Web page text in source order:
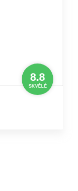
8.8
SKVĚLÉ